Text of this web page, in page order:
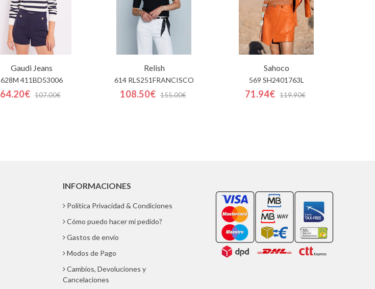
Gaudi Jeans
628M 411BD53006
64.20€ 107.00€
Relish
614 RLS251FRANCISCO
108.50€ 155.00€
Sahoco
569 SH2401763L
71.94€ 119.90€
INFORMACIONES
Política Privacidad & Condiciones
Cómo puedo hacer mi pedido?
Gastos de envío
Modos de Pago
Cambios, Devoluciones y
Cancelaciones